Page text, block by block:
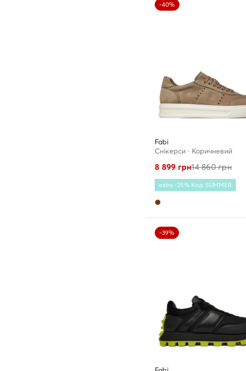
-40%
Fabi
Снікерcи · Коричневий
8 899 грн14 860грн
extra -25% Код: SUMMER
-39%